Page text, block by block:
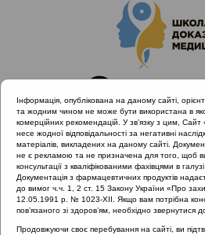
Головна
Матеріали за МКХ-11
12 Хвороби органів дихання
Інформація, опублікована на даному сайті,
та жодним чином не може бути використана в
комерційних рекомендацій. У зв’язку з цим,
несе жодної відповідальності за негативні
матеріалів, викладених на даному сайті.
не є рекламою та не призначена для того, щоб
консультації з кваліфікованими фахівцями в
Документація з фармацевтичних продуктів
до вимог ч.ч. 1, 2 ст. 15 Закону України «Про
12.05.1991 р. № 1023-XII. Якщо вам потрібна
пов’язаного зі здоров’ям, необхідно звернутися
Продовжуючи своє перебування на сайті, ви